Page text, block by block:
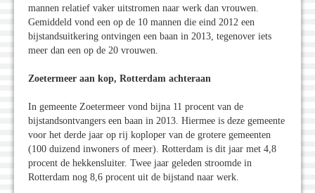
mannen relatief vaker uitstromen naar werk dan vrouwen.
Gemiddeld vond een op de 10 mannen die eind 2012 een
bijstandsuitkering ontvingen een baan in 2013, tegenover iets
meer dan een op de 20 vrouwen.
Zoetermeer aan kop, Rotterdam achteraan
In gemeente Zoetermeer vond bijna 11 procent van de
bijstandsontvangers een baan in 2013. Hiermee is deze gemeente
voor het derde jaar op rij koploper van de grotere gemeenten
(100 duizend inwoners of meer). Rotterdam is dit jaar met 4,8
procent de hekkensluiter. Twee jaar geleden stroomde in
Rotterdam nog 8,6 procent uit de bijstand naar werk.